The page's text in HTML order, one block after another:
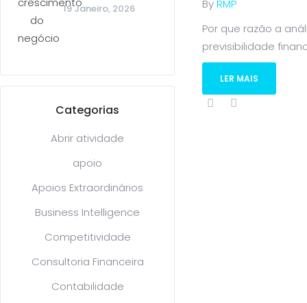
19 Janeiro, 2026
Categorias
Abrir atividade
apoio
Apoios Extraordinários
Business Intelligence
Competitividade
Consultoria Financeira
Contabilidade
ByRMP
Por que razão a
previsibilidade
LER MAIS